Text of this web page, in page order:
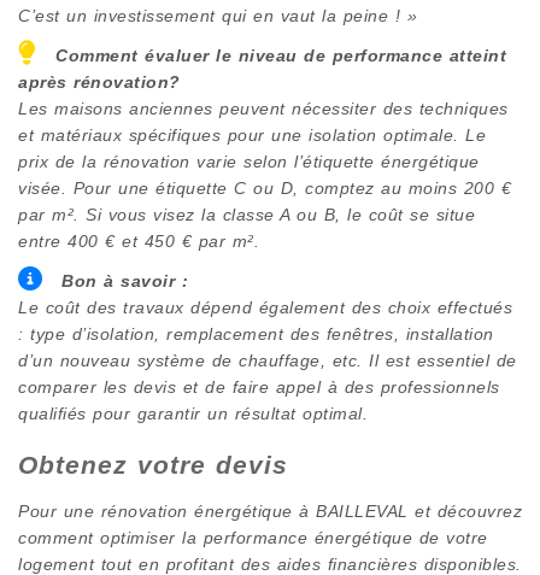
C’est un investissement qui en vaut la peine ! »
Comment évaluer le niveau de performance atteint
après rénovation?
Les maisons anciennes peuvent nécessiter des techniques
et matériaux spécifiques pour une isolation optimale. Le
prix de la rénovation varie selon l’étiquette énergétique
visée. Pour une étiquette C ou D, comptez au moins 200 €
par m². Si vous visez la classe A ou B, le coût se situe
entre 400 € et 450 € par m².
Bon à savoir :
Le coût des travaux dépend également des choix effectués
: type d’isolation, remplacement des fenêtres, installation
d’un nouveau système de chauffage, etc. Il est essentiel de
comparer les devis et de faire appel à des professionnels
qualifiés pour garantir un résultat optimal.
Obtenez votre devis
Pour une rénovation énergétique à BAILLEVAL
et découvrez
comment optimiser la performance énergétique de votre
logement tout en profitant des aides financières disponibles.